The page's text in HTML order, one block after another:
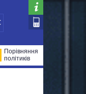
Порівняння
політиків